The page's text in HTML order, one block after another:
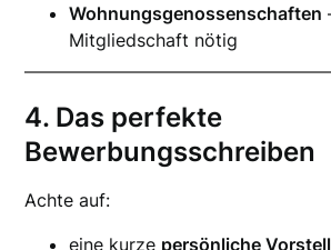
Wohnungsgenossenschaften
Mitgliedschaft nötig
4. Das perfekte
Bewerbungsschreiben
Achte auf:
eine kurze persönliche